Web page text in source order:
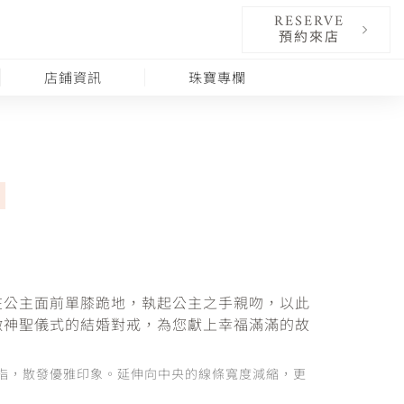
RESERVE
預約來店
店鋪資訊 珠寶專欄
主面前單膝跪地，執起公主之手親吻，以此
聖儀式的結婚對戒，為您獻上幸福滿滿的故
散發優雅印象。延伸向中央的線條寬度減縮，更